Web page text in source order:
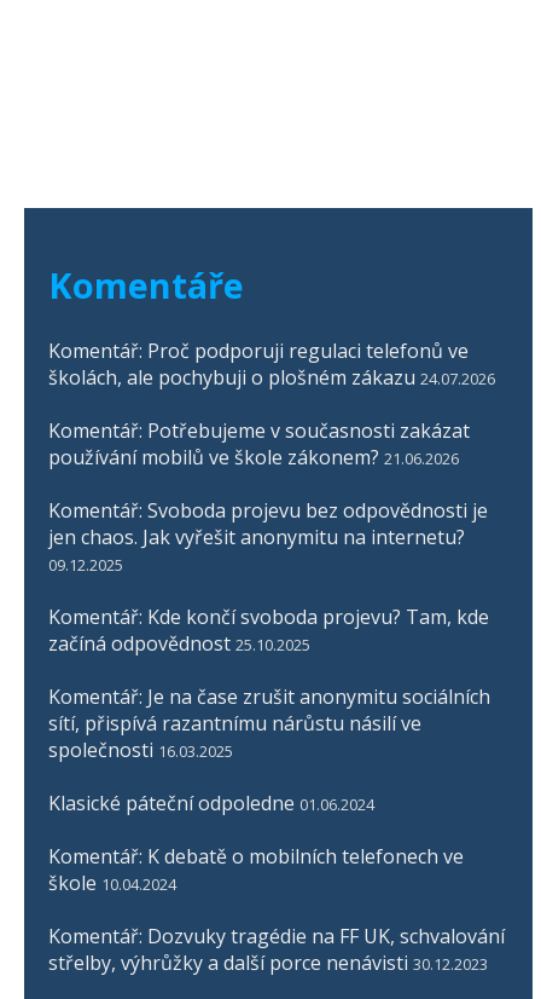
Komentáře
Komentář: Proč podporuji regulaci telefonů ve
školách, ale pochybuji o plošném zákazu 24.07.2026
Komentář: Potřebujeme v současnosti zakázat
používání mobilů ve škole zákonem? 21.06.2026
Komentář: Svoboda projevu bez odpovědnosti je
jen chaos. Jak vyřešit anonymitu na internetu?
09.12.2025
Komentář: Kde končí svoboda projevu? Tam, kde
začíná odpovědnost 25.10.2025
Komentář: Je na čase zrušit anonymitu sociálních
sítí, přispívá razantnímu nárůstu násilí ve
společnosti 16.03.2025
Klasické páteční odpoledne 01.06.2024
Komentář: K debatě o mobilních telefonech ve
škole 10.04.2024
Komentář: Dozvuky tragédie na FF UK, schvalování
střelby, výhrůžky a další porce nenávisti 30.12.2023